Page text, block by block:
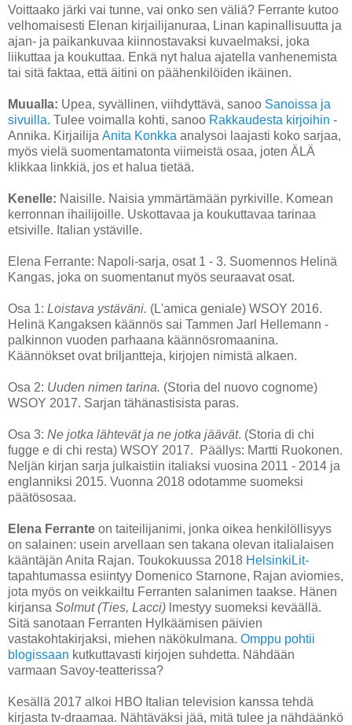
Voittaako järki vai tunne, vai onko sen väliä? Ferrante kutoo
velhomaisesti Elenan kirjailijanuraa, Linan kapinallisuutta ja
ajan- ja paikankuvaa kiinnostavaksi kuvaelmaksi, joka
liikuttaa ja koukuttaa. Enkä nyt halua ajatella vanhenemista
tai sitä faktaa, että äitini on päähenkilöiden ikäinen.
Muualla: Upea, syvällinen, viihdyttävä, sanoo Sanoissa ja
sivuilla. Tulee voimalla kohti, sanoo Rakkaudesta kirjoihin -
Annika. Kirjailija Anita Konkka analysoi laajasti koko sarjaa,
myös vielä suomentamatonta viimeistä osaa, joten ÄLÄ
klikkaa linkkiä, jos et halua tietää.
Kenelle: Naisille. Naisia ymmärtämään pyrkiville. Komean
kerronnan ihailijoille. Uskottavaa ja koukuttavaa tarinaa
etsiville. Italian ystäville.
Elena Ferrante: Napoli-sarja, osat 1 - 3. Suomennos Helinä
Kangas, joka on suomentanut myös seuraavat osat.
Osa 1: Loistava ystäväni. (L'amica geniale) WSOY 2016.
Helinä Kangaksen käännös sai Tammen Jarl Hellemann -
palkinnon vuoden parhaana käännösromaanina.
Käännökset ovat briljantteja, kirjojen nimistä alkaen.
Osa 2: Uuden nimen tarina. (Storia del nuovo cognome)
WSOY 2017. Sarjan tähänastisista paras.
Osa 3: Ne jotka lähtevät ja ne jotka jäävät. (Storia di chi
fugge e di chi resta) WSOY 2017. Päällys: Martti Ruokonen.
Neljän kirjan sarja julkaistiin italiaksi vuosina 2011 - 2014 ja
englanniksi 2015. Vuonna 2018 odotamme suomeksi
päätösosaa.
Elena Ferrante on taiteilijanimi, jonka oikea henkilöllisyys
on salainen: usein arvellaan sen takana olevan italialaisen
kääntäjän Anita Rajan. Toukokuussa 2018 HelsinkiLit-
tapahtumassa esiintyy Domenico Starnone, Rajan aviomies,
jota myös on veikkailtu Ferranten salanimen taakse. Hänen
kirjansa Solmut (Ties, Lacci) lmestyy suomeksi keväällä.
Sitä sanotaan Ferranten Hylkäämisen päivien
vastakohtakirjaksi, miehen näkökulmana. Omppu pohtii
blogissaan kutkuttavasti kirjojen suhdetta. Nähdään
varmaan Savoy-teatterissa?
Kesällä 2017 alkoi HBO Italian television kanssa tehdä
kirjasta tv-draamaa. Nähtäväksi jää, mitä tulee ja nähdäänkö